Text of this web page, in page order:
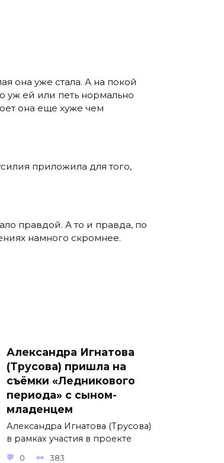
она уже стала. А на покой
уж ей или петь нормально
она еще хуже чем
приложила для того,
правдой. А то и правда, по
намного скромнее.
Александра Игнатова
(Трусова) пришла на
съёмки «Ледникового
периода» с сыном-
младенцем
Александра Игнатова (Трусова)
в рамках участия в проекте
0 383